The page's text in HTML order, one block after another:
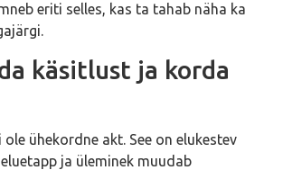
eriti selles, kas ta tahab näha ka
käsitlust ja korda
ole ühekordne akt. See on elukestev
ja üleminek muudab